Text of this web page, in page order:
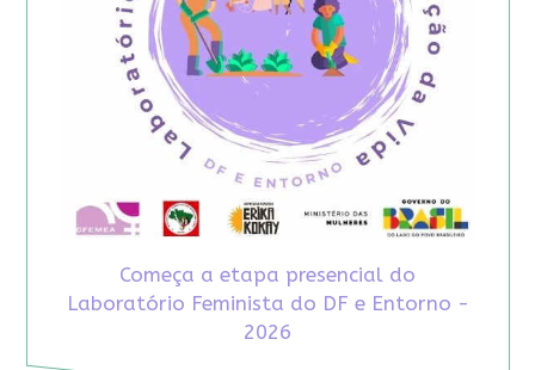
Começa a etapa presencial do
Laboratório Feminista do DF e Entorno -
2026